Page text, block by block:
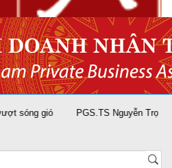
sóng gió PGS.TS Nguyễn Trọng